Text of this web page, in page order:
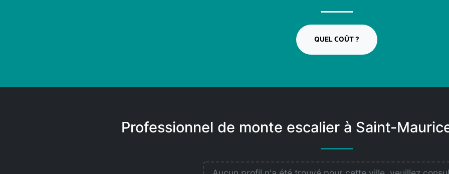
QUEL COÛT ?
Professionnel de monte escalier à Saint-